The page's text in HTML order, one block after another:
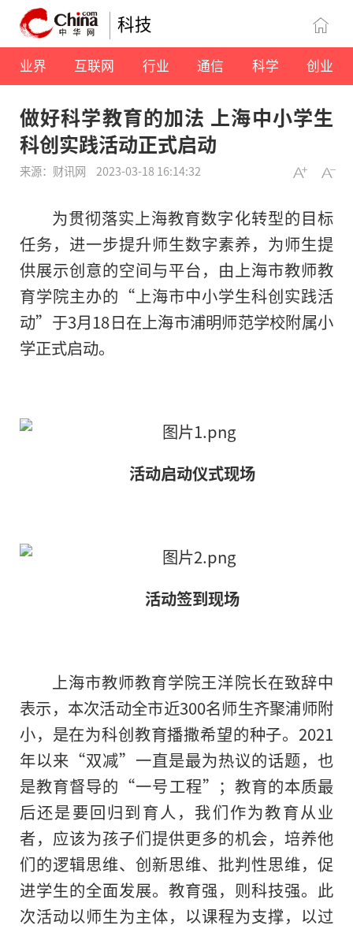
科技
业界 互联网 行业 通信 科学 创业
做好科学教育的加法 上海中小学生
科创实践活动正式启动
来源：财讯网 2023-03-18 16:14:32
为贯彻落实上海教育数字化转型的目标
任务，进一步提升师生数字素养，为师生提
供展示创意的空间与平台，由上海市教师教
育学院主办的“上海市中小学生科创实践活
动”于3月18日在上海市浦明师范学校附属小
学正式启动。
活动启动仪式现场
活动签到现场
上海市教师教育学院王洋院长在致辞中
表示，本次活动全市近300名师生齐聚浦师附
小，是在为科创教育播撒希望的种子。2021
年以来“双减”一直是最为热议的话题，也
是教育督导的“一号工程”；教育的本质最
后还是要回归到育人，我们作为教育从业
者，应该为孩子们提供更多的机会，培养他
们的逻辑思维、创新思维、批判性思维，促
进学生的全面发展。教育强，则科技强。此
次活动以师生为主体，以课程为支撑，以过